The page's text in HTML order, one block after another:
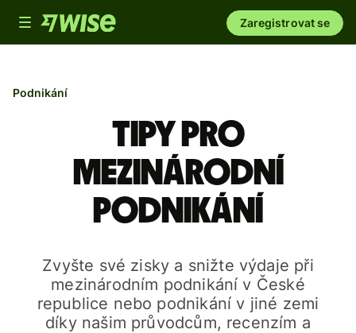
Toggle
navigation
Zaregistrovat se
Podnikání
Tipy pro
mezinárodní
podnikání
Zvyšte své zisky a snižte výdaje při
mezinárodním podnikání v České
republice nebo podnikání v jiné zemi
díky našim průvodcům, recenzím a